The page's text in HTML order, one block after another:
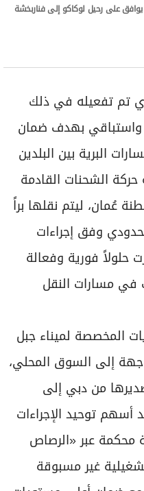
يوافق على رحيل لوكاكو إلى فناربخشة
تم تفعيله في ذلك
بهدف ضمان
البرية بين البلدين
حركة الشحنات القادمة
عُمان، ليتم نقلها براً
وفق إجراءات
فورية وفعالة
مسارات النقل
المخصصة لميناء جبل
إلى السوق المحلي،
من دبي إلى
أسهم توحيد الإجراءات
محكمة عبر «الرصاص
غير مسبوقة